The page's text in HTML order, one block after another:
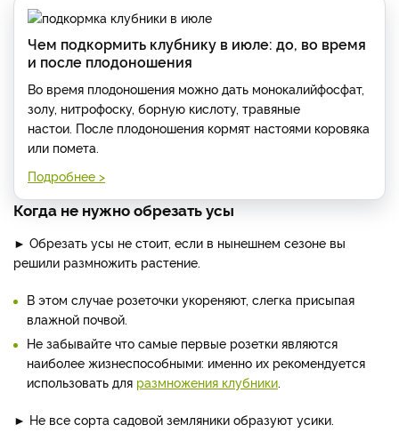
Чем подкормить клубнику в июле: до, во время
и после плодоношения
Во время плодоношения можно дать монокалийфосфат,
золу, нитрофоску, борную кислоту, травяные
настои. После плодоношения кормят настоями коровяка
или помета.
Подробнее >
Когда не нужно обрезать усы
► Обрезать усы не стоит, если в нынешнем сезоне вы
решили размножить растение.
В этом случае розеточки укореняют, слегка присыпая
влажной почвой.
Не забывайте что самые первые розетки являются
наиболее жизнеспособными: именно их рекомендуется
использовать для размножения клубники.
► Не все сорта садовой земляники образуют усики.